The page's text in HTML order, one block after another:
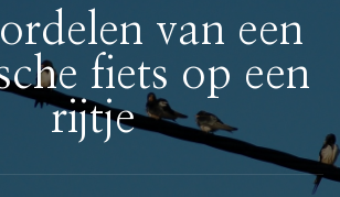
van een
fiets op een
rijtje